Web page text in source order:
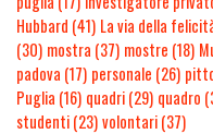
Hubbard (41) La via della
(30) mostra (37) mostre (18)
padova (17) personale (26)
Puglia (16) quadri(29) quadro
studenti(23)volontari(37)